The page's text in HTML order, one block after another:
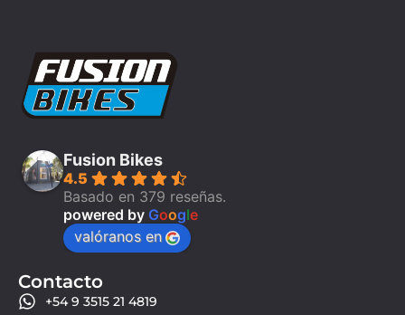
Fusion Bikes
4.5
Basado en 379 reseñas.
powered by Google
valóranos en
Contacto
+54 9 3515 21 4819